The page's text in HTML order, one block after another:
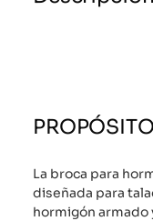
La broca para
diseñada para
hormigón armado